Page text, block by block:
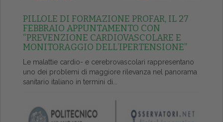
PILLOLE DI FORMAZIONE PROFAR, IL 27
FEBBRAIO APPUNTAMENTO CON
“PREVENZIONE CARDIOVASCOLARE E
MONITORAGGIO DELL’IPERTENSIONE”
Le malattie cardio- e cerebrovascolari rappresentano
uno dei problemi di maggiore rilevanza nel panorama
sanitario italiano in termini di...